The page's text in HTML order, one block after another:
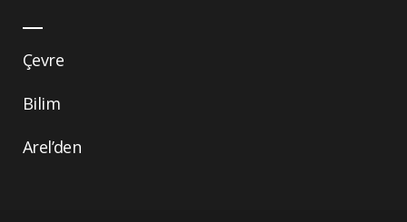
Çevre
Bilim
Arel’den